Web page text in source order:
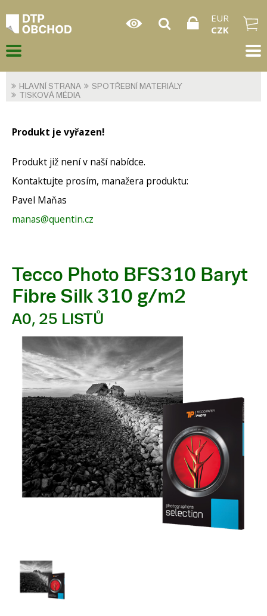
EUR
CZK
HLAVNÍ STRANA
SPOTŘEBNÍ MATERIÁLY
TISKOVÁ MÉDIA
Produkt je vyřazen!
Produkt již není v naší nabídce.
Kontaktujte prosím, manažera produktu:
Pavel Maňas
manas@quentin.cz
Tecco Photo BFS310 Baryt
Fibre Silk 310 g/m2
A0, 25 LISTŮ